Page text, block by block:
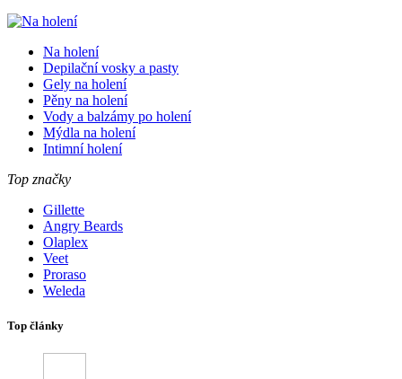
Na holení
Depilační vosky a pasty
Gely na holení
Pěny na holení
Vody a balzámy po holení
Mýdla na holení
Intimní holení
Top značky
Gillette
Angry Beards
Olaplex
Veet
Proraso
Weleda
Top články